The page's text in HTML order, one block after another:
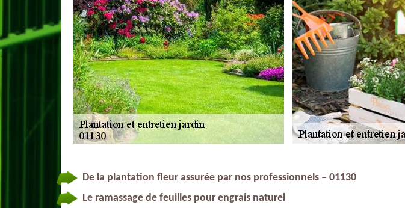
De la plantation fleur assurée par nos professionnels – 01130
Le ramassage de feuilles pour engrais naturel